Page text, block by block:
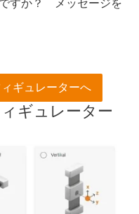
すか？ メッセージを
ギュレーター
ギュレーターへ